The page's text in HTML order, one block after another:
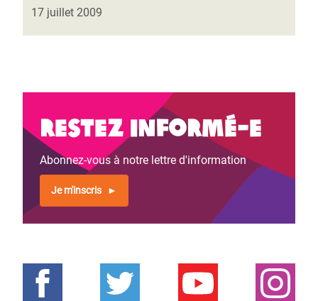
17 juillet 2009
Restez informé-e
Abonnez-vous à notre lettre d'information
Je m'inscris